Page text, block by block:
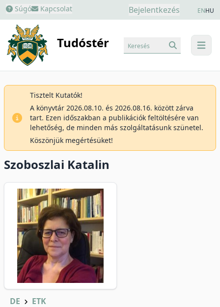
Súgó Kapcsolat Bejelentkezés ENHU
Tudóstér menu
Keresés
Tisztelt Kutatók!
A könyvtár 2026.08.10. és 2026.08.16. között zárva
tart. Ezen időszakban a publikációk feltöltésére van
lehetőség, de minden más szolgáltatásunk szünetel.
Köszönjük megértésüket!
Szoboszlai Katalin
DE
ETK